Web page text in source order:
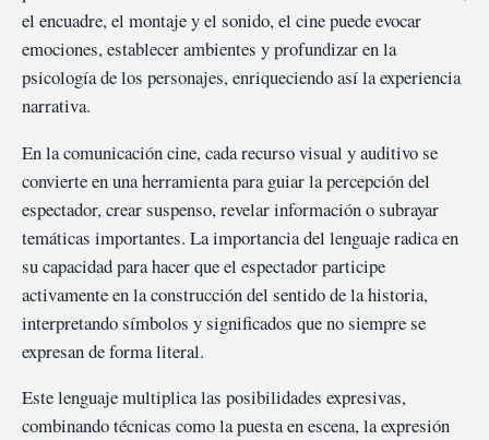
el encuadre, el montaje y el sonido, el cine puede evocar
emociones, establecer ambientes y profundizar en la
psicología de los personajes, enriqueciendo así la experiencia
narrativa.
En la comunicación cine, cada recurso visual y auditivo se
convierte en una herramienta para guiar la percepción del
espectador, crear suspenso, revelar información o subrayar
temáticas importantes. La importancia del lenguaje radica en
su capacidad para hacer que el espectador participe
activamente en la construcción del sentido de la historia,
interpretando símbolos y significados que no siempre se
expresan de forma literal.
Este lenguaje multiplica las posibilidades expresivas,
combinando técnicas como la puesta en escena, la expresión